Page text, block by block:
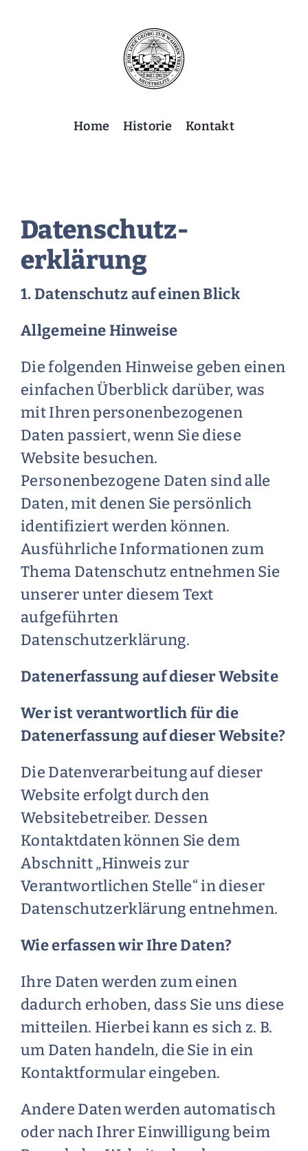
Home Historie Kontakt
Datenschutz­
erklärung
1. Datenschutz auf einen Blick
Allgemeine Hinweise
Die folgenden Hinweise geben einen
einfachen Überblick darüber, was
mit Ihren personenbezogenen
Daten passiert, wenn Sie diese
Website besuchen.
Personenbezogene Daten sind alle
Daten, mit denen Sie persönlich
identifiziert werden können.
Ausführliche Informationen zum
Thema Datenschutz entnehmen Sie
unserer unter diesem Text
aufgeführten
Datenschutzerklärung.
Datenerfassung auf dieser Website
Wer ist verantwortlich für die
Datenerfassung auf dieser Website?
Die Datenverarbeitung auf dieser
Website erfolgt durch den
Websitebetreiber. Dessen
Kontaktdaten können Sie dem
Abschnitt „Hinweis zur
Verantwortlichen Stelle“ in dieser
Datenschutzerklärung entnehmen.
Wie erfassen wir Ihre Daten?
Ihre Daten werden zum einen
dadurch erhoben, dass Sie uns diese
mitteilen. Hierbei kann es sich z. B.
um Daten handeln, die Sie in ein
Kontaktformular eingeben.
Andere Daten werden automatisch
oder nach Ihrer Einwilligung beim